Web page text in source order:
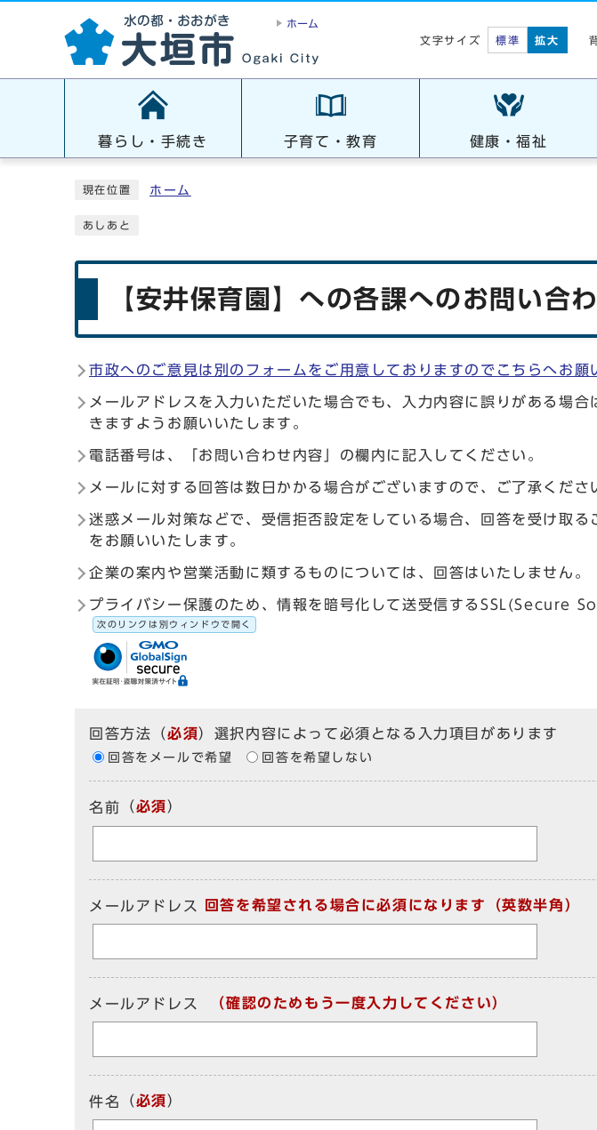
ホーム
文字サイズ
標準 拡大
暮らし・手続き 子育て・教育 健康・福祉
現在位置 ホーム
あしあと
【安井保育園】への各課へのお問い合
市政へのご意見は別のフォームをご用意しておりますのでこちらへお願
メールアドレスを入力いただいた場合でも、入力内容に誤りがある場
きますようお願いいたします。
電話番号は、「お問い合わせ内容」の欄内に記入してください。
メールに対する回答は数日かかる場合がございますので、ご了承くださ
迷惑メール対策などで、受信拒否設定をしている場合、回答を受け
をお願いいたします。
企業の案内や営業活動に類するものについては、回答はいたしません。
プライバシー保護のため、情報を暗号化して送受信するSSL(Secure
次のリンクは別ウィンドウで開く
回答方法 （必須）選択内容によって必須となる入力項目があります
回答をメールで希望 回答を希望しない
名前 （必須）
メールアドレス 回答を希望される場合に必須になります（英数半角）
メールアドレス （確認のためもう一度入力してください）
件名 （必須）